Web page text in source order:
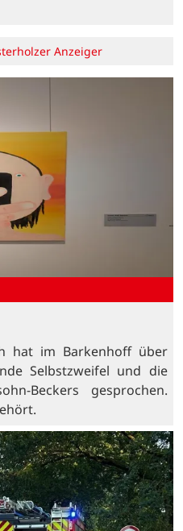
Anzeiger
hat im Barkenhoff über
Selbstzweifel und die
Beckers gesprochen.